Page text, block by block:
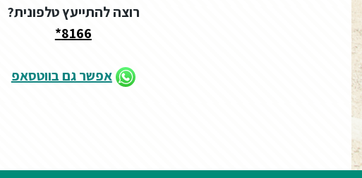
רוצה להתייעץ טלפונית?
8166*
אפשר גם בווטסאפ